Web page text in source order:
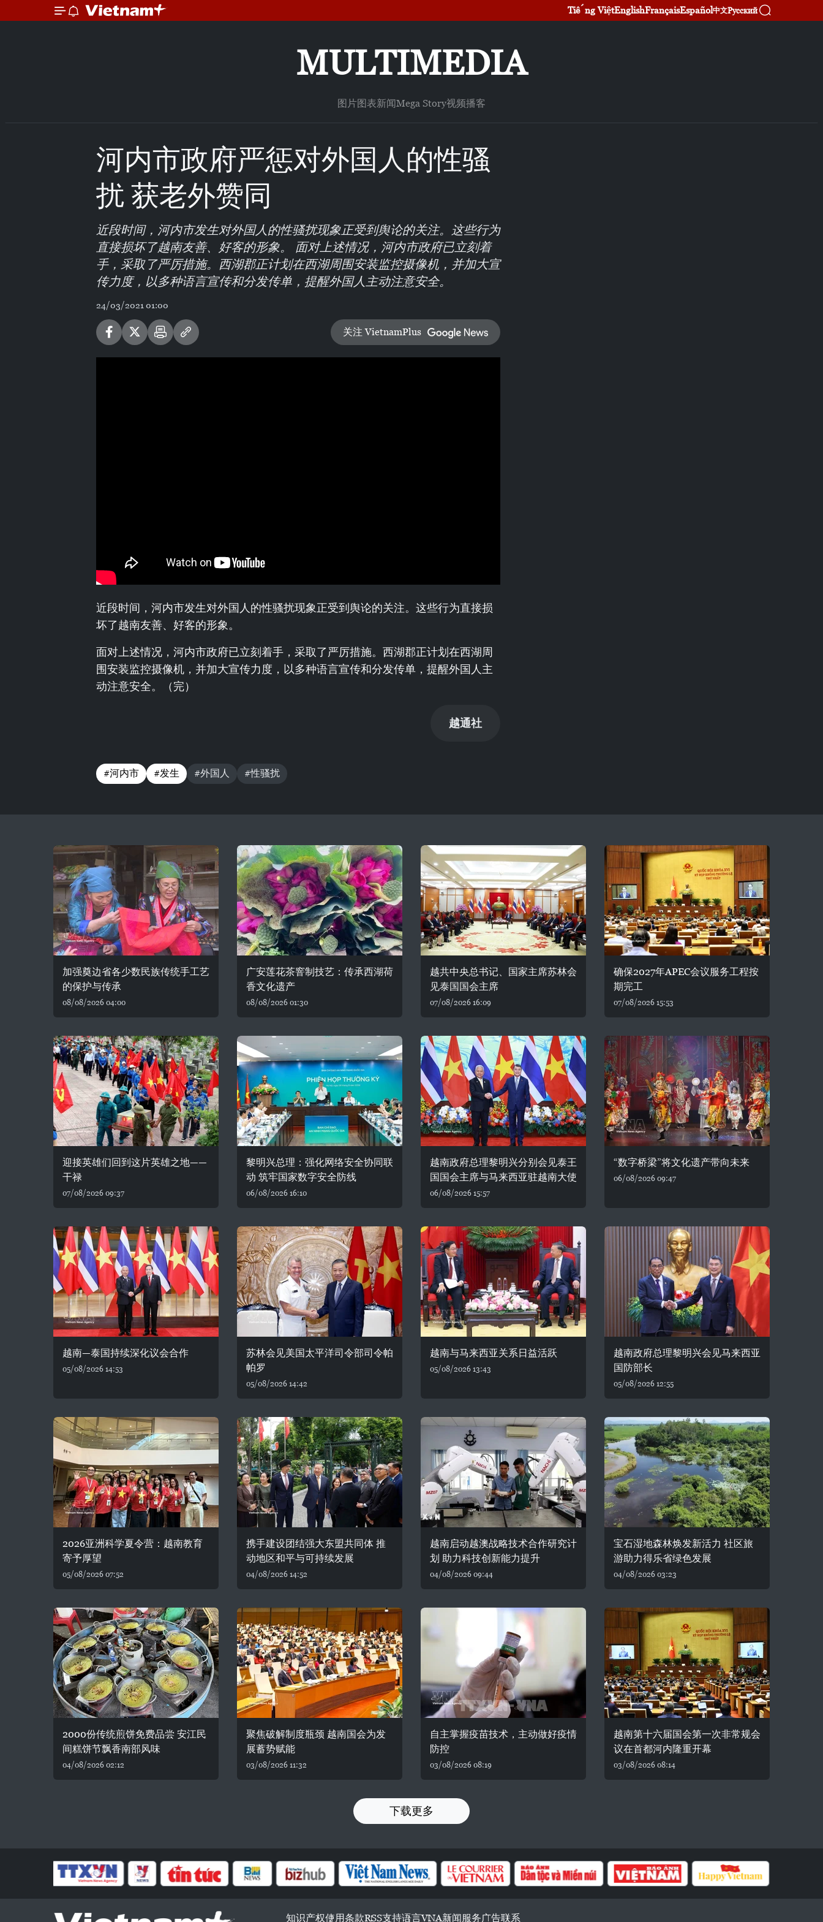
Tiếng ViệtEnglishFrançaisEspañol中文Русский
MULTIMEDIA
图片图表新闻Mega Story视频播客
河内市政府严惩对外国人的性骚
扰 获老外赞同
近段时间，河内市发生对外国人的性骚扰现象正受到舆论的关注。这些行为
直接损坏了越南友善、好客的形象。 面对上述情况，河内市政府已立刻着
手，采取了严厉措施。西湖郡正计划在西湖周围安装监控摄像机，并加大宣
传力度，以多种语言宣传和分发传单，提醒外国人主动注意安全。
24/03/2021 01:00
关注 VietnamPlus
近段时间，河内市发生对外国人的性骚扰现象正受到舆论的关注。这些行为直接损
坏了越南友善、好客的形象。
面对上述情况，河内市政府已立刻着手，采取了严厉措施。西湖郡正计划在西湖周
围安装监控摄像机，并加大宣传力度，以多种语言宣传和分发传单，提醒外国人主
动注意安全。（完）
越通社
#河内市 #发生 #外国人 #性骚扰
加强奠边省各少数民族传统手工艺
的保护与传承
08/08/2026 04:00
广安莲花茶窨制技艺：传承西湖荷
香文化遗产
08/08/2026 01:30
越共中央总书记、国家主席苏林会
见泰国国会主席
07/08/2026 16:09
确保2027年APEC会议服务工程按
期完工
07/08/2026 15:53
迎接英雄们回到这片英雄之地——
干禄
07/08/2026 09:37
黎明兴总理：强化网络安全协同联
动 筑牢国家数字安全防线
06/08/2026 16:10
越南政府总理黎明兴分别会见泰王
国国会主席与马来西亚驻越南大使
06/08/2026 15:57
“数字桥梁”将文化遗产带向未来
06/08/2026 09:47
越南—泰国持续深化议会合作
05/08/2026 14:53
苏林会见美国太平洋司令部司令帕
帕罗
05/08/2026 14:42
越南与马来西亚关系日益活跃
05/08/2026 13:43
越南政府总理黎明兴会见马来西亚
国防部长
05/08/2026 12:55
2026亚洲科学夏令营：越南教育
寄予厚望
05/08/2026 07:52
携手建设团结强大东盟共同体 推
动地区和平与可持续发展
04/08/2026 14:52
越南启动越澳战略技术合作研究计
划 助力科技创新能力提升
04/08/2026 09:44
宝石湿地森林焕发新活力 社区旅
游助力得乐省绿色发展
04/08/2026 03:23
2000份传统煎饼免费品尝 安江民
间糕饼节飘香南部风味
04/08/2026 02:12
聚焦破解制度瓶颈 越南国会为发
展蓄势赋能
03/08/2026 11:32
自主掌握疫苗技术，主动做好疫情
防控
03/08/2026 08:19
越南第十六届国会第一次非常规会
议在首都河内隆重开幕
03/08/2026 08:14
下载更多
知识产权使用条款RSS支持语言VNA新闻服务广告联系